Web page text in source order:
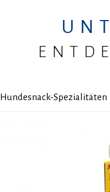
Hundesnack-Spezialitäten